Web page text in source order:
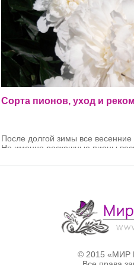
Сорта пионов, уход и
После долгой зимы все
Но именно роскошные пионы
невозможно, а когда попадаешь
© 2015 «МИР